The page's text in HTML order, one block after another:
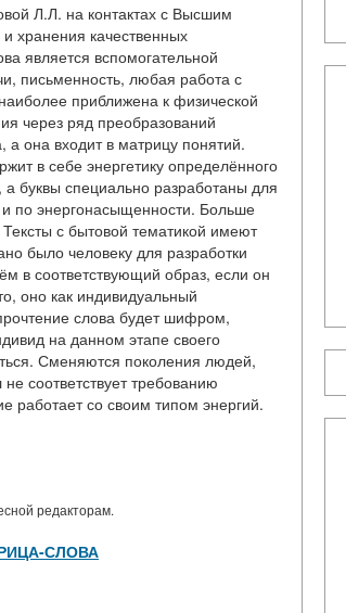
Л.Л. на контактах с Высшим
хранения качественных
вспомогательной
письменность, любая работа с
приближена к физической
через ряд преобразований
а она входит в матрицу понятий.
в себе энергетику определённого
буквы специально разработаны для
по энергонасыщенности. Больше
с бытовой тематикой имеют
было человеку для разработки
в соответствующий образ, если он
оно как индивидуальный
слова будет шифром,
на данном этапе своего
Сменяются поколения людей,
соответствует требованию
работает со своим типом энергий.
редакторам.
СЛОВА